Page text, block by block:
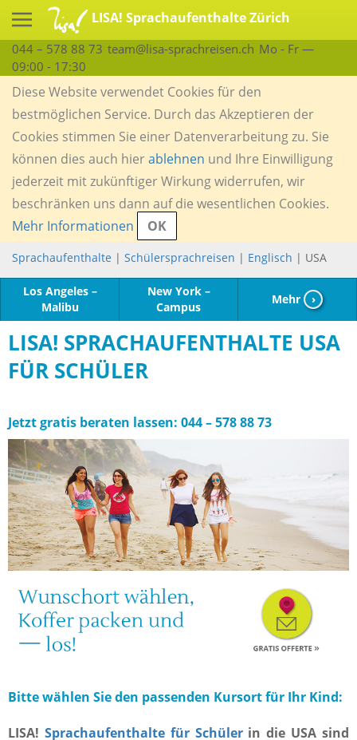
LISA! Sprachaufenthalte Zürich
044 – 578 88 73 team@lisa-sprachreisen.ch Mo - Fr —
09:00 - 17:30
Diese Website verwendet Cookies für den
bestmöglichen Service. Durch das Akzeptieren der
Cookies stimmen Sie einer Datenverarbeitung zu. Sie
können dies auch hierablehnen und Ihre Einwilligung
jederzeit mit zukünftiger Wirkung widerrufen, wir
beschränken uns dann auf die wesentlichen Cookies.
Mehr Informationen
OK
Sprachaufenthalte | Schülersprachreisen | Englisch | USA
Los Angeles –
Malibu
New York –
Campus
Mehr ›
LISA! SPRACHAUFENTHALTE USA
FÜR SCHÜLER
Jetzt gratis beraten lassen: 044 – 578 88 73
Bitte wählen Sie den passenden Kursort für Ihr Kind:
LISA! Sprachaufenthalte für Schülerin die USA sind